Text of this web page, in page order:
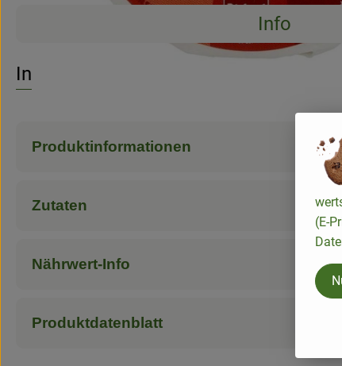
Info
Entdecke passende RezepteEs
Info
Produktinformationen
Zutaten
Nährwert-Info
Produktdatenblatt
(E-